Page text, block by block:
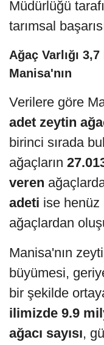
Müdürlüğü
tarımsal
Ağaç Varlığı
Manisa'nın
Verilere göre
adet zeytin
birinci sırada
ağaçların
veren
adeti ise henüz
ağaçlardan
Manisa'nın
büyümesi,
bir şekilde
ilimizde 9.9
ağacı sayısı,